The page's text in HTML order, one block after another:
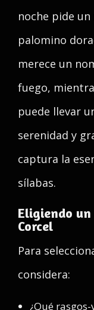
noche pide
palomino
merece un
fuego,
puede llevar
serenidad y
captura la
sílabas.
Eligiendo
Corcel
Para
considera:
¿Qué